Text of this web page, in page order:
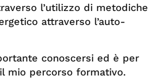
l’utilizzo di metodiche
attraverso l’auto-
conoscersi ed è per
mio percorso formativo.